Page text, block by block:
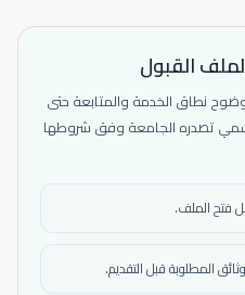
القبول
نطاق الخدمة والمتابعة حتى
تصدره الجامعة وفق شروطها
فتح الملف.
المطلوبة قبل التقديم.